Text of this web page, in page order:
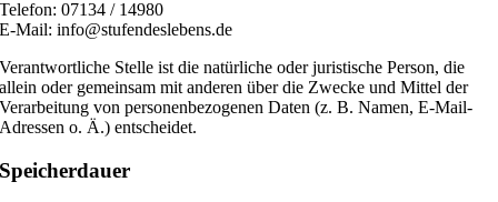
Telefon: 07134 / 14980
E-Mail: info@stufendeslebens.de
Verantwortliche Stelle ist die natürliche oder juristische Person, die
allein oder gemeinsam mit anderen über die Zwecke und Mittel der
Verarbeitung von personenbezogenen Daten (z. B. Namen, E-Mail-
Adressen o. Ä.) entscheidet.
Speicherdauer